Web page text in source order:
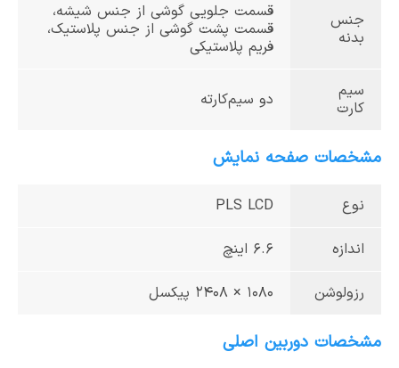
جنس
بدنه
قسمت جلویی گوشی از جنس شیشه،
قسمت پشت گوشی از جنس پلاستیک،
فریم پلاستیکی
سیم
کارت
دو سیم‌کارته‌
مشخصات صفحه نمایش
نوع PLS LCD
اندازه 6.6 اینچ
رزولوشن 1080 × 2408 پیکسل
مشخصات دوربین اصلی